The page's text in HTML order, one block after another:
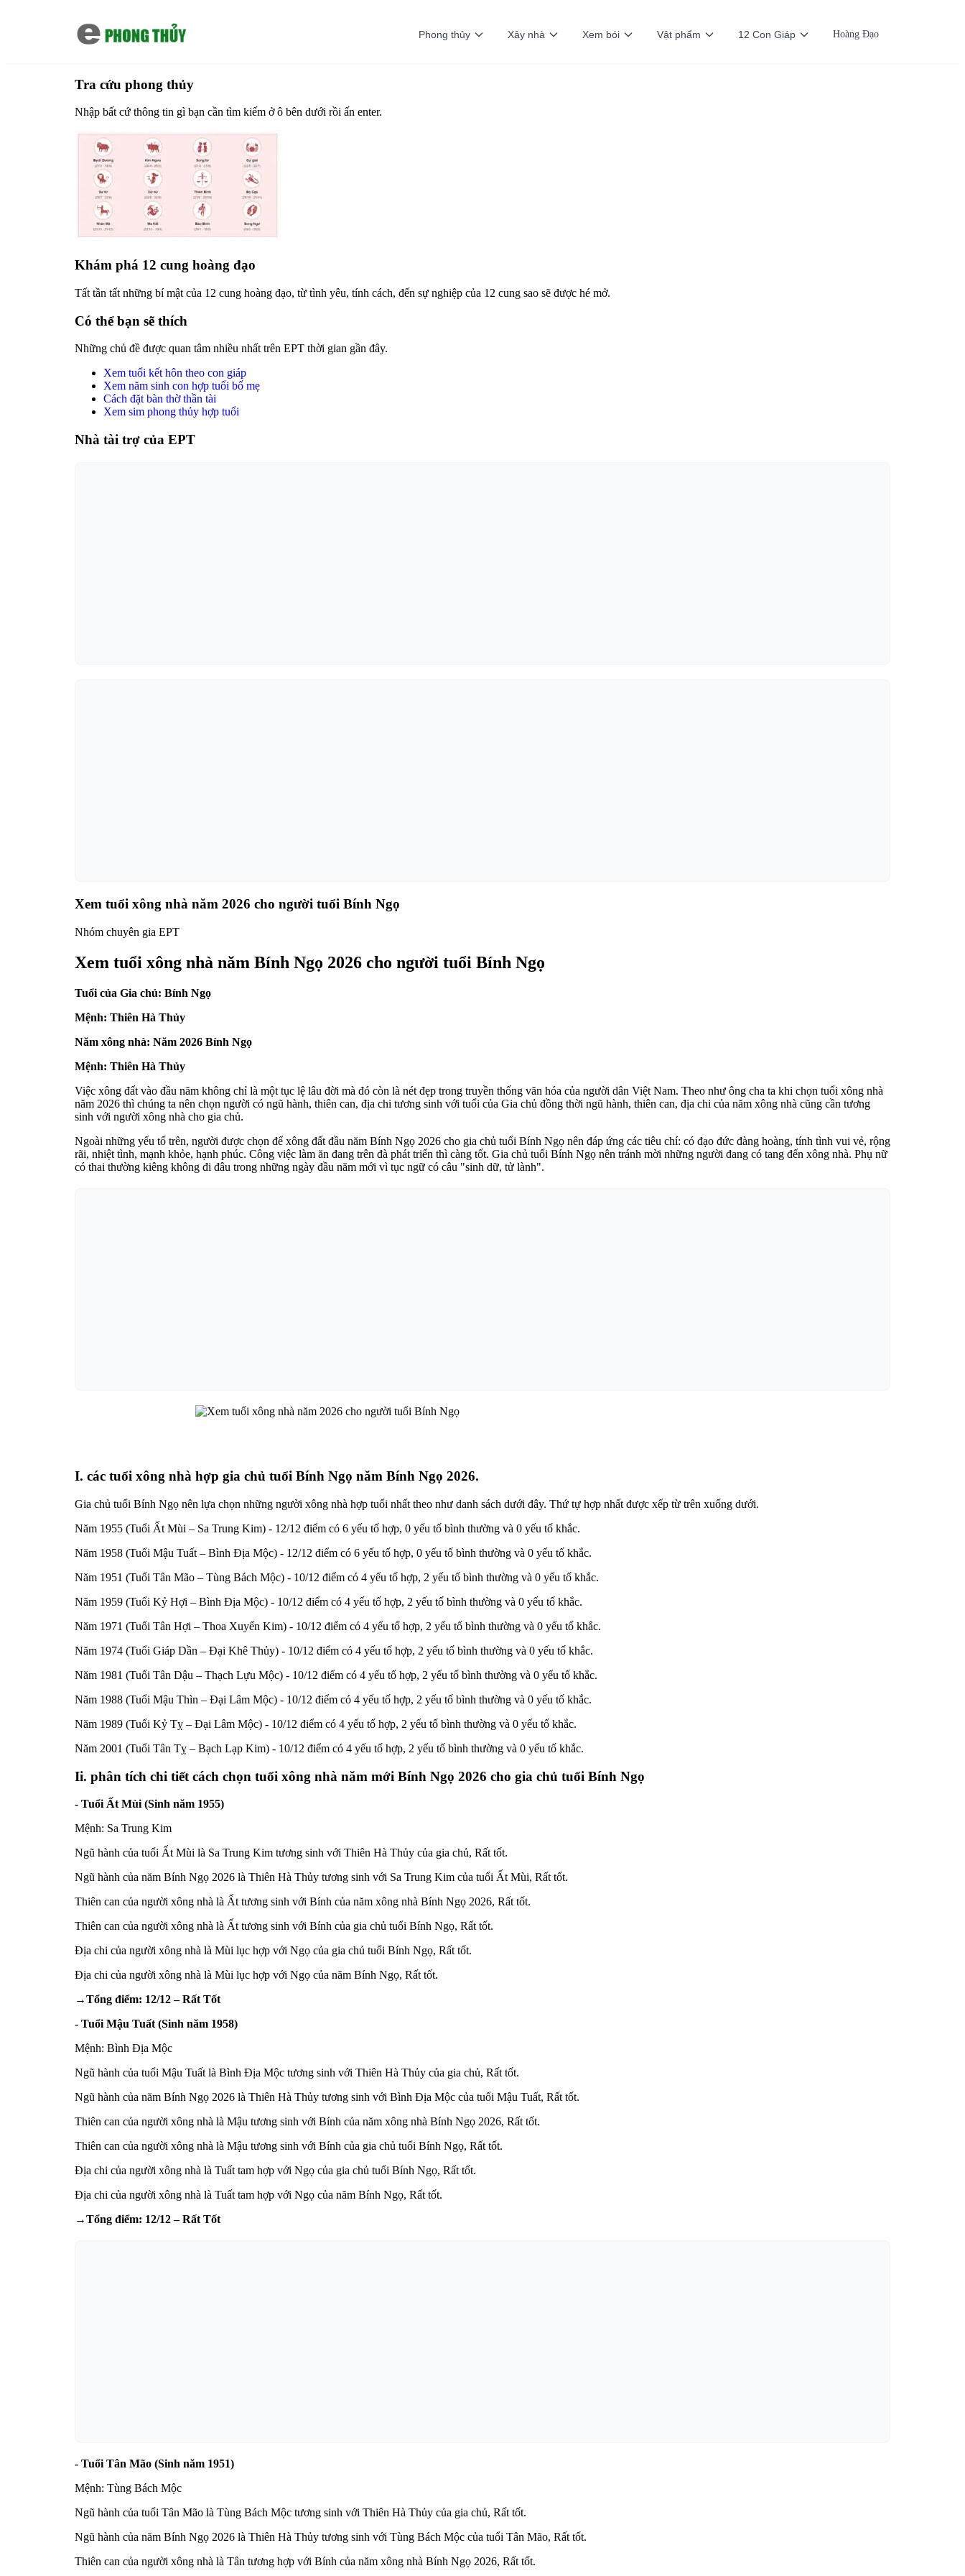
Phong thủy Xây nhà Xem bói Vật phẩm 12 Con Giáp Hoàng Đạo
Tra cứu phong thủy
Nhập bất cứ thông tin gì bạn cần tìm kiếm ở ô bên dưới rồi ấn enter.
Khám phá 12 cung hoàng đạo
Tất tần tất những bí mật của 12 cung hoàng đạo, từ tình yêu, tính cách, đến sự nghiệp của 12 cung sao sẽ được hé mở.
Có thể bạn sẽ thích
Những chủ đề được quan tâm nhiều nhất trên EPT thời gian gần đây.
Xem tuổi kết hôn theo con giáp
Xem năm sinh con hợp tuổi bố mẹ
Cách đặt bàn thờ thần tài
Xem sim phong thủy hợp tuổi
Nhà tài trợ của EPT
Xem tuổi xông nhà năm 2026 cho người tuổi Bính Ngọ
Nhóm chuyên gia EPT
Xem tuổi xông nhà năm Bính Ngọ 2026 cho người tuổi Bính Ngọ
Tuổi của Gia chủ: Bính Ngọ
Mệnh: Thiên Hà Thủy
Năm xông nhà: Năm 2026 Bính Ngọ
Mệnh: Thiên Hà Thủy
Việc xông đất vào đầu năm không chỉ là một tục lệ lâu đời mà đó còn là nét đẹp trong truyền thống văn hóa của người dân Việt Nam. Theo như ông cha ta khi chọn tuổi xông nhà
năm 2026 thì chúng ta nên chọn người có ngũ hành, thiên can, địa chi tương sinh với tuổi của Gia chủ đồng thời ngũ hành, thiên can, địa chi của năm xông nhà cũng cần tương
sinh với người xông nhà cho gia chủ.
Ngoài những yếu tố trên, người được chọn để xông đất đầu năm Bính Ngọ 2026 cho gia chủ tuổi Bính Ngọ nên đáp ứng các tiêu chí: có đạo đức đàng hoàng, tính tình vui vẻ, rộng
rãi, nhiệt tình, mạnh khỏe, hạnh phúc. Công việc làm ăn đang trên đà phát triển thì càng tốt. Gia chủ tuổi Bính Ngọ nên tránh mời những người đang có tang đến xông nhà. Phụ nữ
có thai thường kiêng không đi đâu trong những ngày đầu năm mới vì tục ngữ có câu "sinh dữ, tử lành".
I. các tuổi xông nhà hợp gia chủ tuổi Bính Ngọ năm Bính Ngọ 2026.
Gia chủ tuổi Bính Ngọ nên lựa chọn những người xông nhà hợp tuổi nhất theo như danh sách dưới đây. Thứ tự hợp nhất được xếp từ trên xuống dưới.
Năm 1955 (Tuổi Ất Mùi – Sa Trung Kim) - 12/12 điểm có 6 yếu tố hợp, 0 yếu tố bình thường và 0 yếu tố khắc.
Năm 1958 (Tuổi Mậu Tuất – Bình Địa Mộc) - 12/12 điểm có 6 yếu tố hợp, 0 yếu tố bình thường và 0 yếu tố khắc.
Năm 1951 (Tuổi Tân Mão – Tùng Bách Mộc) - 10/12 điểm có 4 yếu tố hợp, 2 yếu tố bình thường và 0 yếu tố khắc.
Năm 1959 (Tuổi Kỷ Hợi – Bình Địa Mộc) - 10/12 điểm có 4 yếu tố hợp, 2 yếu tố bình thường và 0 yếu tố khắc.
Năm 1971 (Tuổi Tân Hợi – Thoa Xuyến Kim) - 10/12 điểm có 4 yếu tố hợp, 2 yếu tố bình thường và 0 yếu tố khắc.
Năm 1974 (Tuổi Giáp Dần – Đại Khê Thủy) - 10/12 điểm có 4 yếu tố hợp, 2 yếu tố bình thường và 0 yếu tố khắc.
Năm 1981 (Tuổi Tân Dậu – Thạch Lựu Mộc) - 10/12 điểm có 4 yếu tố hợp, 2 yếu tố bình thường và 0 yếu tố khắc.
Năm 1988 (Tuổi Mậu Thìn – Đại Lâm Mộc) - 10/12 điểm có 4 yếu tố hợp, 2 yếu tố bình thường và 0 yếu tố khắc.
Năm 1989 (Tuổi Kỷ Tỵ – Đại Lâm Mộc) - 10/12 điểm có 4 yếu tố hợp, 2 yếu tố bình thường và 0 yếu tố khắc.
Năm 2001 (Tuổi Tân Tỵ – Bạch Lạp Kim) - 10/12 điểm có 4 yếu tố hợp, 2 yếu tố bình thường và 0 yếu tố khắc.
Ii. phân tích chi tiết cách chọn tuổi xông nhà năm mới Bính Ngọ 2026 cho gia chủ tuổi Bính Ngọ
- Tuổi Ất Mùi (Sinh năm 1955)
Mệnh: Sa Trung Kim
Ngũ hành của tuổi Ất Mùi là Sa Trung Kim tương sinh với Thiên Hà Thủy của gia chủ, Rất tốt.
Ngũ hành của năm Bính Ngọ 2026 là Thiên Hà Thủy tương sinh với Sa Trung Kim của tuổi Ất Mùi, Rất tốt.
Thiên can của người xông nhà là Ất tương sinh với Bính của năm xông nhà Bính Ngọ 2026, Rất tốt.
Thiên can của người xông nhà là Ất tương sinh với Bính của gia chủ tuổi Bính Ngọ, Rất tốt.
Địa chi của người xông nhà là Mùi lục hợp với Ngọ của gia chủ tuổi Bính Ngọ, Rất tốt.
Địa chi của người xông nhà là Mùi lục hợp với Ngọ của năm Bính Ngọ, Rất tốt.
→Tổng điểm: 12/12 – Rất Tốt
- Tuổi Mậu Tuất (Sinh năm 1958)
Mệnh: Bình Địa Mộc
Ngũ hành của tuổi Mậu Tuất là Bình Địa Mộc tương sinh với Thiên Hà Thủy của gia chủ, Rất tốt.
Ngũ hành của năm Bính Ngọ 2026 là Thiên Hà Thủy tương sinh với Bình Địa Mộc của tuổi Mậu Tuất, Rất tốt.
Thiên can của người xông nhà là Mậu tương sinh với Bính của năm xông nhà Bính Ngọ 2026, Rất tốt.
Thiên can của người xông nhà là Mậu tương sinh với Bính của gia chủ tuổi Bính Ngọ, Rất tốt.
Địa chi của người xông nhà là Tuất tam hợp với Ngọ của gia chủ tuổi Bính Ngọ, Rất tốt.
Địa chi của người xông nhà là Tuất tam hợp với Ngọ của năm Bính Ngọ, Rất tốt.
→Tổng điểm: 12/12 – Rất Tốt
- Tuổi Tân Mão (Sinh năm 1951)
Mệnh: Tùng Bách Mộc
Ngũ hành của tuổi Tân Mão là Tùng Bách Mộc tương sinh với Thiên Hà Thủy của gia chủ, Rất tốt.
Ngũ hành của năm Bính Ngọ 2026 là Thiên Hà Thủy tương sinh với Tùng Bách Mộc của tuổi Tân Mão, Rất tốt.
Thiên can của người xông nhà là Tân tương hợp với Bính của năm xông nhà Bính Ngọ 2026, Rất tốt.